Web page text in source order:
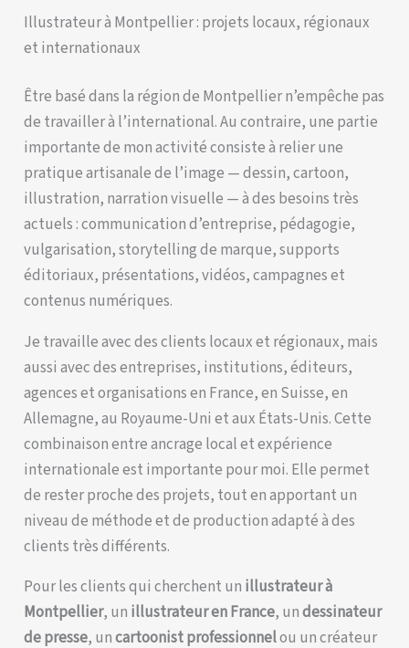
Illustrateur à Montpellier : projets locaux, régionaux
et internationaux
Être basé dans la région de Montpellier n’empêche pas
de travailler à l’international. Au contraire, une partie
importante de mon activité consiste à relier une
pratique artisanale de l’image — dessin, cartoon,
illustration, narration visuelle — à des besoins très
actuels : communication d’entreprise, pédagogie,
vulgarisation, storytelling de marque, supports
éditoriaux, présentations, vidéos, campagnes et
contenus numériques.
Je travaille avec des clients locaux et régionaux, mais
aussi avec des entreprises, institutions, éditeurs,
agences et organisations en France, en Suisse, en
Allemagne, au Royaume-Uni et aux États-Unis. Cette
combinaison entre ancrage local et expérience
internationale est importante pour moi. Elle permet
de rester proche des projets, tout en apportant un
niveau de méthode et de production adapté à des
clients très différents.
Pour les clients qui cherchent un illustrateur à
Montpellier, un illustrateur en France, undessinateur
de presse, uncartoonist professionnelou un créateur